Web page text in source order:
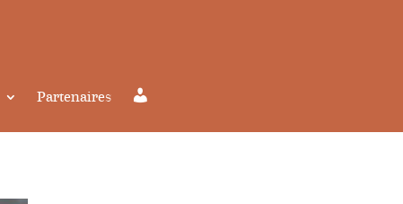
Partenaires Mon compte